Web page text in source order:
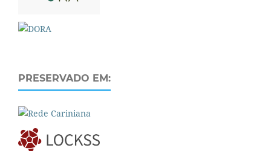
PRESERVADO EM: